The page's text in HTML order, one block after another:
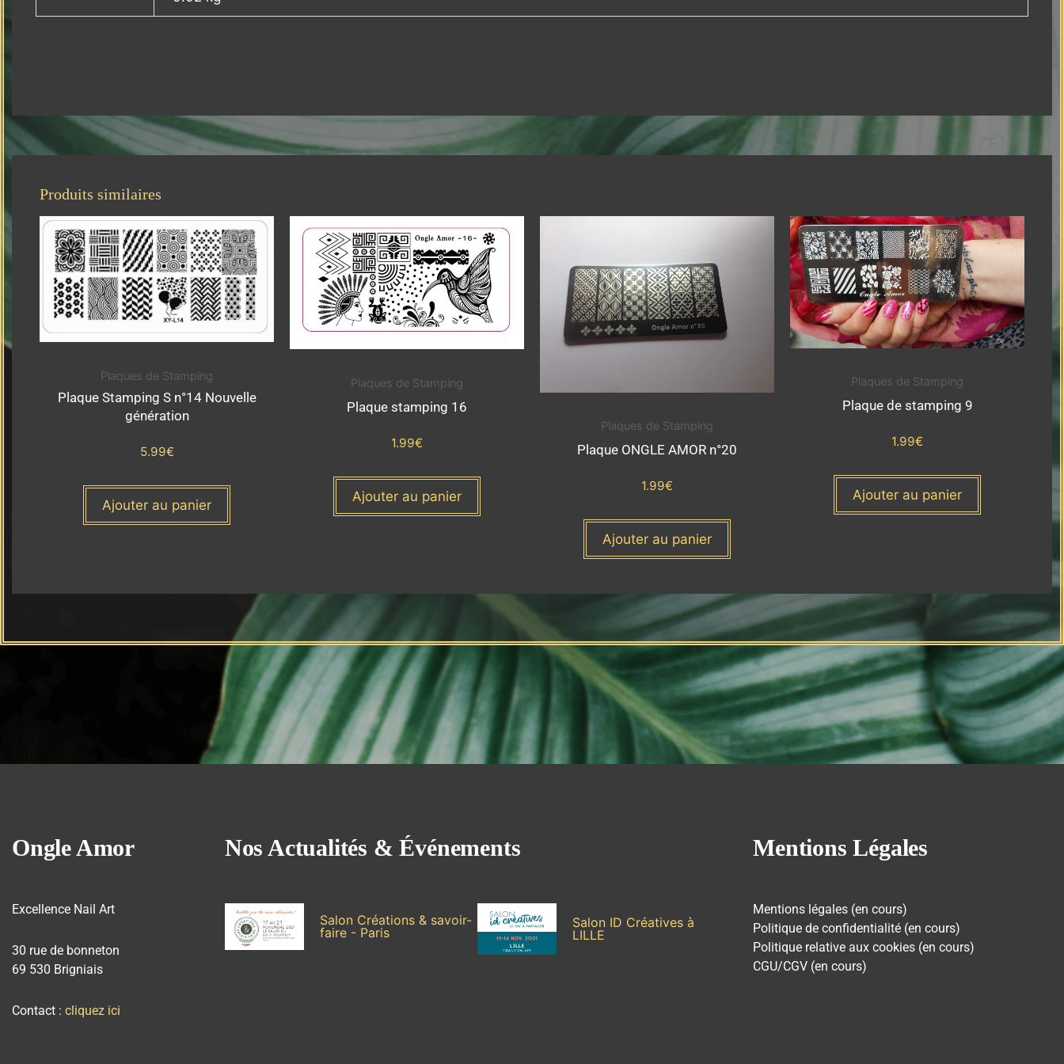
Produits similaires
Plaques de Stamping
Plaque Stamping S n°14 Nouvelle
génération
5.99€
Ajouter au panier
Plaques de Stamping
Plaque stamping 16
1.99€
Ajouter au panier
Plaques de Stamping
Plaque ONGLE AMOR n°20
1.99€
Ajouter au panier
Plaques de Stamping
Plaque de stamping 9
1.99€
Ajouter au panier
Ongle Amor
Excellence Nail Art
30 rue de bonneton
69 530 Brigniais
Contact : cliquez ici
Nos Actualités & Événements
Salon Créations & savoir-
faire - Paris
Salon ID Créatives à
LILLE
Mentions Légales
Mentions légales (en cours)
Politique de confidentialité (en cours)
Politique relative aux cookies (en cours)
CGU/CGV (en cours)